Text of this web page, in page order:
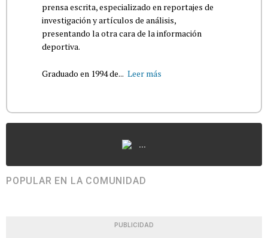
prensa escrita, especializado en reportajes de
investigación y artículos de análisis,
presentando la otra cara de la información
deportiva.
Graduado en 1994 de... Leer más
...
POPULAR EN LA COMUNIDAD
PUBLICIDAD